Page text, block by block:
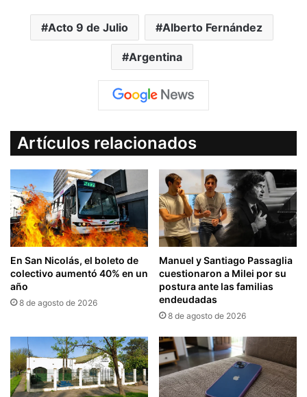
Acto 9 de Julio Alberto Fernández
Argentina
Artículos relacionados
En San Nicolás, el boleto de
colectivo aumentó 40% en un
año
8 de agosto de 2026
Manuel y Santiago Passaglia
cuestionaron a Milei por su
postura ante las familias
endeudadas
8 de agosto de 2026